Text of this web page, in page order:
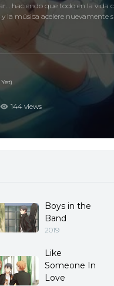
haciendo que todo en la vida
la música acelere nuevamente
144 views
Boys in the
Band
2019
Like
Someone In
Love